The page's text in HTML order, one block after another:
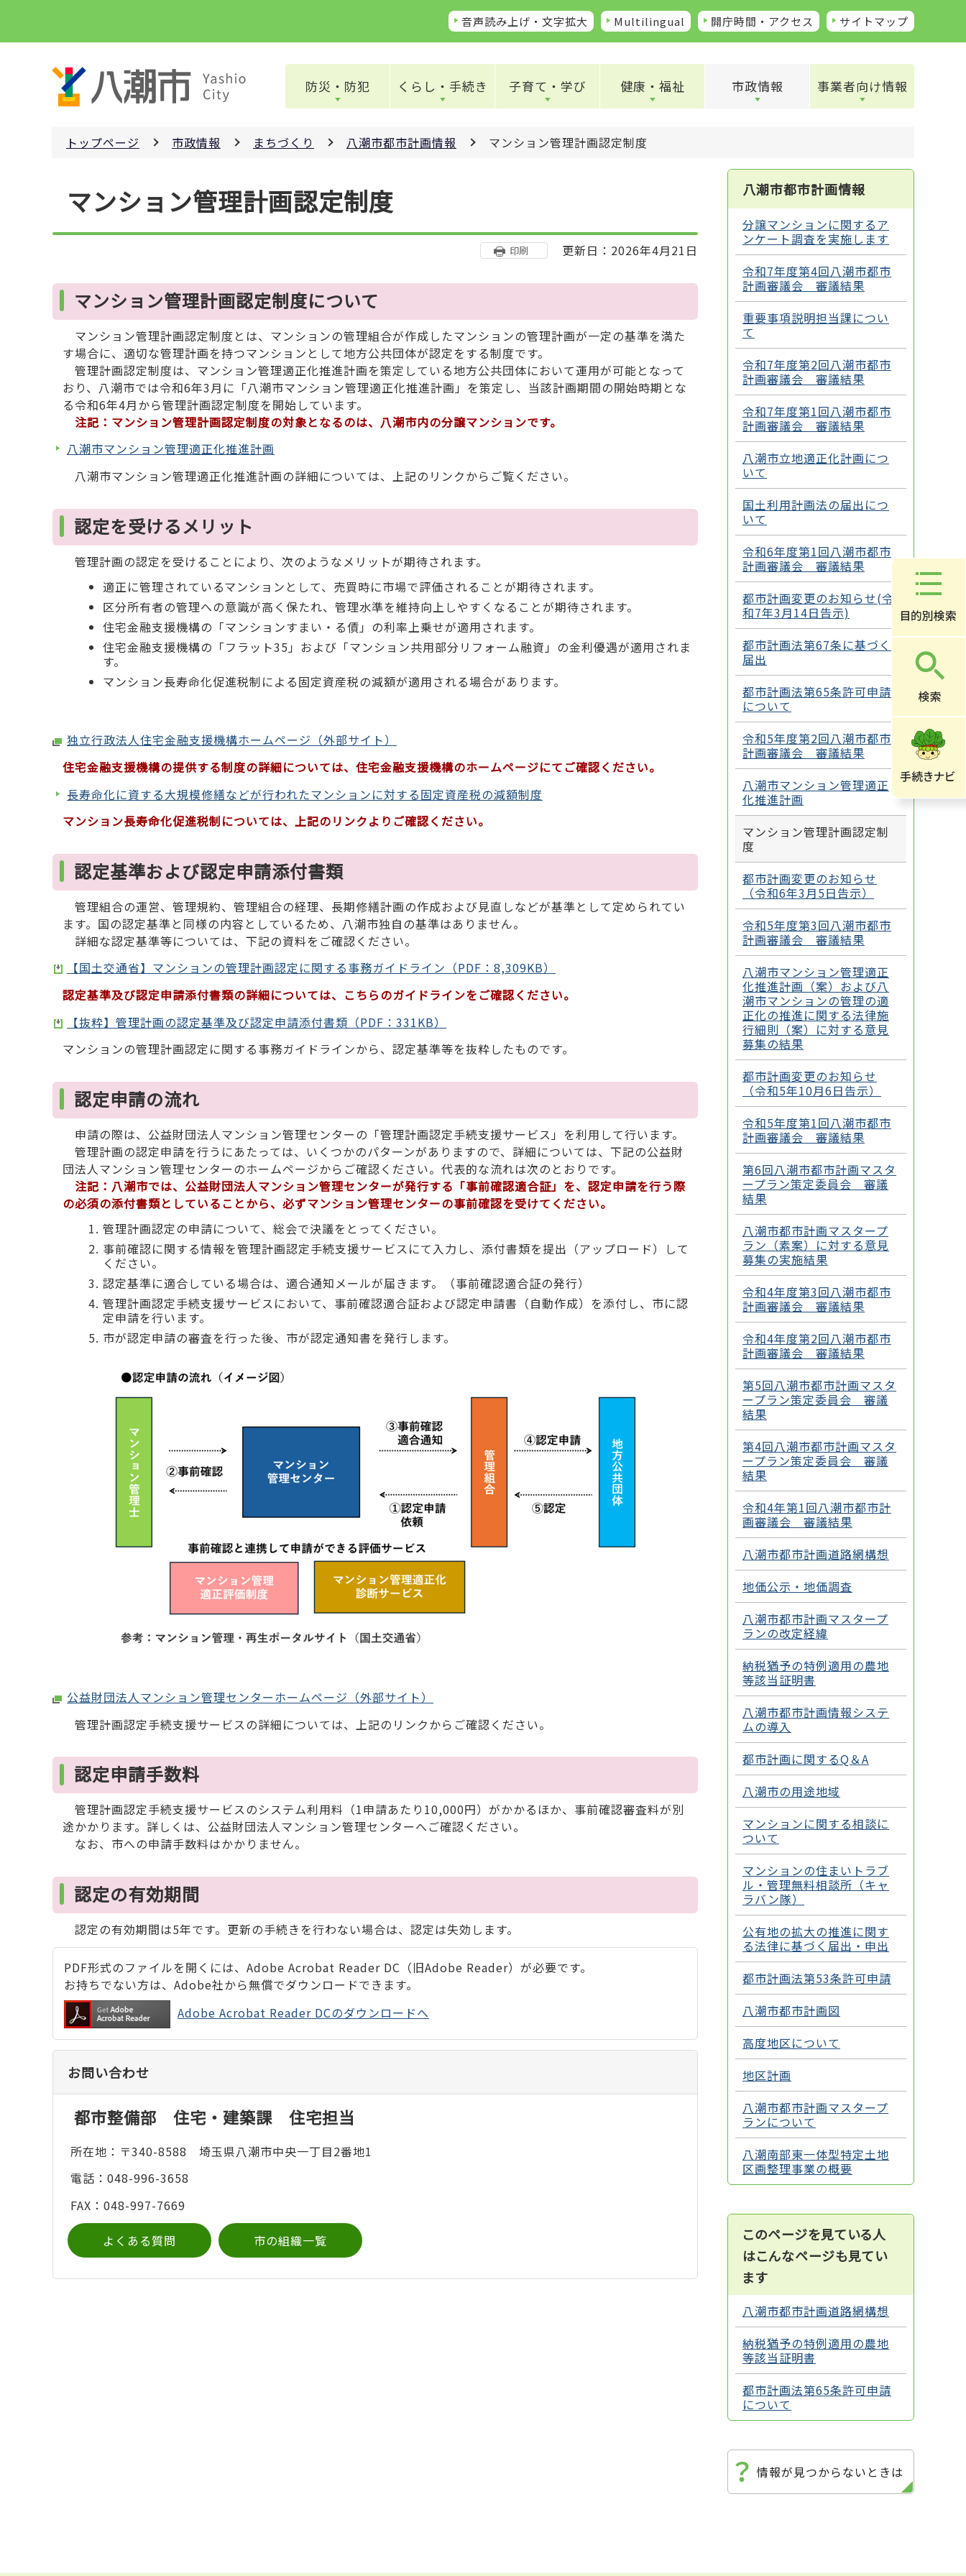
ペ
音声読み上げ・文字拡大 Multilingual 開庁時間・アクセス サイトマップ
防災・防犯 くらし・手続き 子育て・学び 健康・福祉 市政情報 事業者向け情報
トップページ 市政情報 まちづくり 八潮市都市計画情報 マンション管理計画認定制度
マンション管理計画認定制度
印刷 更新日：2026年4月21日
マンション管理計画認定制度について
マンション管理計画認定制度とは、マンションの管理組合が作成したマンションの管理計画が一定の基準を満た
す場合に、適切な管理計画を持つマンションとして地方公共団体が認定をする制度です。
管理計画認定制度は、マンション管理適正化推進計画を策定している地方公共団体において運用が可能となって
おり、八潮市では令和6年3月に「八潮市マンション管理適正化推進計画」を策定し、当該計画期間の開始時期とな
る令和6年4月から管理計画認定制度を開始しています。
注記：マンション管理計画認定制度の対象となるのは、八潮市内の分譲マンションです。
八潮市マンション管理適正化推進計画
八潮市マンション管理適正化推進計画の詳細については、上記のリンクからご覧ください。
認定を受けるメリット
管理計画の認定を受けることにより、次のようなメリットが期待されます。
適正に管理されているマンションとして、売買時に市場で評価されることが期待されます。
区分所有者の管理への意識が高く保たれ、管理水準を維持向上しやすくなることが期待されます。
住宅金融支援機構の「マンションすまい・る債」の利率上乗せが適用されます。
住宅金融支援機構の「フラット35」および「マンション共用部分リフォーム融資」の金利優遇が適用されま
す。
マンション長寿命化促進税制による固定資産税の減額が適用される場合があります。
独立行政法人住宅金融支援機構ホームページ（外部サイト）
住宅金融支援機構の提供する制度の詳細については、 住宅金融支援機構のホームページにてご確認ください。
長寿命化に資する大規模修繕などが行われたマンションに対する固定資産税の減額制度
マンション長寿命化促進税制については、上記のリンクよりご確認ください。
認定基準および認定申請添付書類
管理組合の運営、管理規約、管理組合の経理、長期修繕計画の作成および見直しなどが基準として定められてい
ます。国の認定基準と同様の内容としているため、八潮市独自の基準はありません。
詳細な認定基準等については、下記の資料をご確認ください。
【国土交通省】マンションの管理計画認定に関する事務ガイドライン（PDF：8,309KB）
認定基準及び認定申請添付書類の詳細については、こちらのガイドラインをご確認ください。
【抜粋】管理計画の認定基準及び認定申請添付書類（PDF：331KB）
マンションの管理計画認定に関する事務ガイドラインから、認定基準等を抜粋したものです。
認定申請の流れ
申請の際は、公益財団法人マンション管理センターの「管理計画認定手続支援サービス」を利用して行います。
管理計画の認定申請を行うにあたっては、いくつかのパターンがありますので、詳細については、下記の公益財
団法人マンション管理センターのホームページからご確認ください。代表的な流れは次のとおりです。
注記：八潮市では、公益財団法人マンション管理センターが発行する「事前確認適合証」を、認定申請を行う際
の必須の添付書類としていることから、必ずマンション管理センターの事前確認を受けてください。
管理計画認定の申請について、総会で決議をとってください。
事前確認に関する情報を管理計画認定手続支援サービスにて入力し、添付書類を提出（アップロード）して
ください。
認定基準に適合している場合は、適合通知メールが届きます。（事前確認適合証の発行）
管理計画認定手続支援サービスにおいて、事前確認適合証および認定申請書（自動作成）を添付し、市に認
定申請を行います。
市が認定申請の審査を行った後、市が認定通知書を発行します。
公益財団法人マンション管理センターホームページ（外部サイト）
管理計画認定手続支援サービスの詳細については、上記のリンクからご確認ください。
認定申請手数料
管理計画認定手続支援サービスのシステム利用料（1申請あたり10,000円）がかかるほか、事前確認審査料が別
途かかります。詳しくは、公益財団法人マンション管理センターへご確認ください。
なお、市への申請手数料はかかりません。
認定の有効期間
認定の有効期間は5年です。更新の手続きを行わない場合は、認定は失効します。
PDF形式のファイルを開くには、Adobe Acrobat Reader DC（旧Adobe Reader）が必要です。
お持ちでない方は、Adobe社から無償でダウンロードできます。
Adobe Acrobat Reader DCのダウンロードへ
お問い合わせ
都市整備部 住宅・建築課 住宅担当
所在地：〒340-8588 埼玉県八潮市中央一丁目2番地1
電話：048-996-3658
FAX：048-997-7669
よくある質問 市の組織一覧
八潮市都市計画情報
分譲マンションに関するア
ンケート調査を実施します
令和7年度第4回八潮市都市
計画審議会 審議結果
重要事項説明担当課につい
て
令和7年度第2回八潮市都市
計画審議会 審議結果
令和7年度第1回八潮市都市
計画審議会 審議結果
八潮市立地適正化計画につ
いて
国土利用計画法の届出につ
いて
令和6年度第1回八潮市都市
計画審議会 審議結果
都市計画変更のお知らせ(令
和7年3月14日告示)
都市計画法第67条に基づく
届出
都市計画法第65条許可申請
について
令和5年度第2回八潮市都市
計画審議会 審議結果
八潮市マンション管理適正
化推進計画
マンション管理計画認定制
度
都市計画変更のお知らせ
（令和6年3月5日告示）
令和5年度第3回八潮市都市
計画審議会 審議結果
八潮市マンション管理適正
化推進計画（案）および八
潮市マンションの管理の適
正化の推進に関する法律施
行細則（案）に対する意見
募集の結果
都市計画変更のお知らせ
（令和5年10月6日告示）
令和5年度第1回八潮市都市
計画審議会 審議結果
第6回八潮市都市計画マスタ
ープラン策定委員会 審議
結果
八潮市都市計画マスタープ
ラン（素案）に対する意見
募集の実施結果
令和4年度第3回八潮市都市
計画審議会 審議結果
令和4年度第2回八潮市都市
計画審議会 審議結果
第5回八潮市都市計画マスタ
ープラン策定委員会 審議
結果
第4回八潮市都市計画マスタ
ープラン策定委員会 審議
結果
令和4年第1回八潮市都市計
画審議会 審議結果
八潮市都市計画道路網構想
地価公示・地価調査
八潮市都市計画マスタープ
ランの改定経緯
納税猶予の特例適用の農地
等該当証明書
八潮市都市計画情報システ
ムの導入
都市計画に関するQ＆A
八潮市の用途地域
マンションに関する相談に
ついて
マンションの住まいトラブ
ル・管理無料相談所（キャ
ラバン隊）
公有地の拡大の推進に関す
る法律に基づく届出・申出
都市計画法第53条許可申請
八潮市都市計画図
高度地区について
地区計画
八潮市都市計画マスタープ
ランについて
八潮南部東一体型特定土地
区画整理事業の概要
このページを見ている人
はこんなページも見てい
ます
八潮市都市計画道路網構想
納税猶予の特例適用の農地
等該当証明書
都市計画法第65条許可申請
について
情報が見つからないときは